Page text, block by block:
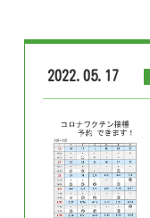
2022.05.17